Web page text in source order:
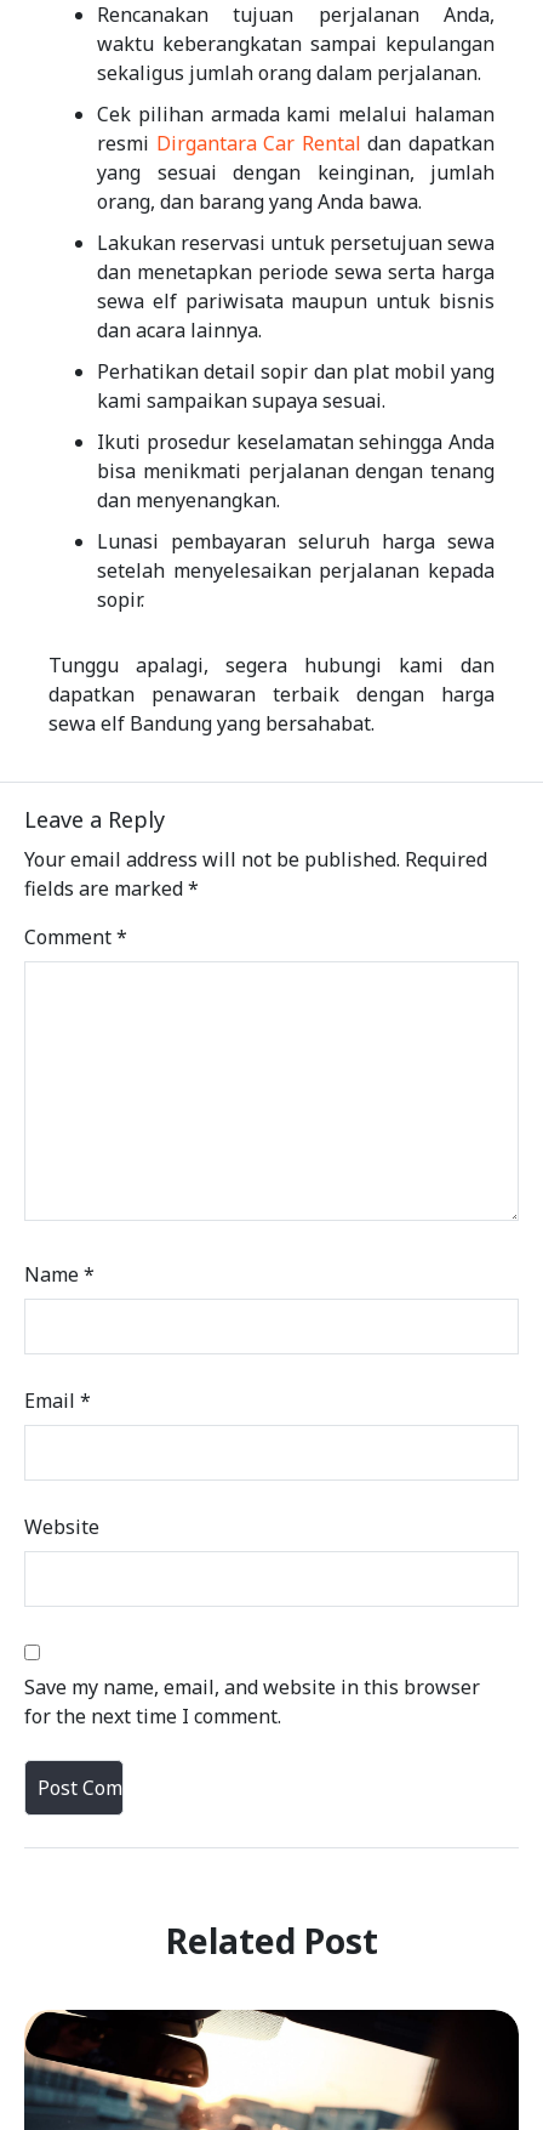
Rencanakan tujuan perjalanan Anda,
waktu keberangkatan sampai kepulangan
sekaligus jumlah orang dalam perjalanan.
Cek pilihan armada kami melalui halaman
resmi Dirgantara Car Rental dan dapatkan
yang sesuai dengan keinginan, jumlah
orang, dan barang yang Anda bawa.
Lakukan reservasi untuk persetujuan sewa
dan menetapkan periode sewa serta harga
sewa elf pariwisata maupun untuk bisnis
dan acara lainnya.
Perhatikan detail sopir dan plat mobil yang
kami sampaikan supaya sesuai.
Ikuti prosedur keselamatan sehingga Anda
bisa menikmati perjalanan dengan tenang
dan menyenangkan.
Lunasi pembayaran seluruh harga sewa
setelah menyelesaikan perjalanan kepada
sopir.
Tunggu apalagi, segera hubungi kami dan
dapatkan penawaran terbaik dengan harga
sewa elf Bandung yang bersahabat.
Leave a Reply
Your email address will not be published. Required
fields are marked*
Comment*
Name*
Email *
Website
Save my name, email, and website in this browser
for the next time I comment.
Related Post